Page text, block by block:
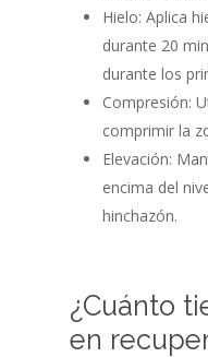
Hielo: Aplica
durante 20
durante los
Compresión:
comprimir la
Elevación:
encima del
hinchazón.
¿Cuánto
en